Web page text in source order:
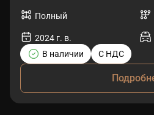
Полный
2024 г. в.
В наличии
С НДС